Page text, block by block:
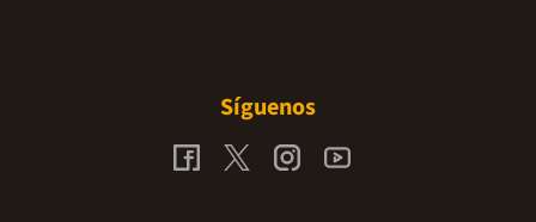
Síguenos